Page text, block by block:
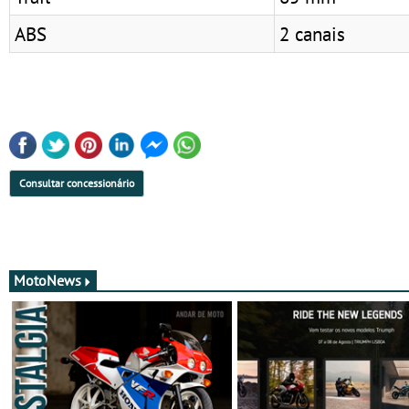
ABS
2 canais
Consultar concessionário
MotoNews